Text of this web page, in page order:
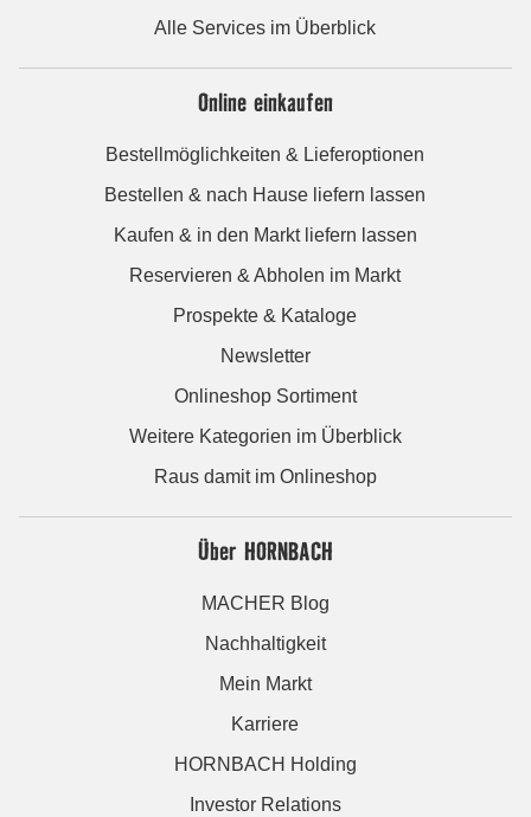
Alle Services im Überblick
Online einkaufen
Bestellmöglichkeiten & Lieferoptionen
Bestellen & nach Hause liefern lassen
Kaufen & in den Markt liefern lassen
Reservieren & Abholen im Markt
Prospekte & Kataloge
Newsletter
Onlineshop Sortiment
Weitere Kategorien im Überblick
Raus damit im Onlineshop
Über HORNBACH
MACHER Blog
Nachhaltigkeit
Mein Markt
Karriere
HORNBACH Holding
Investor Relations